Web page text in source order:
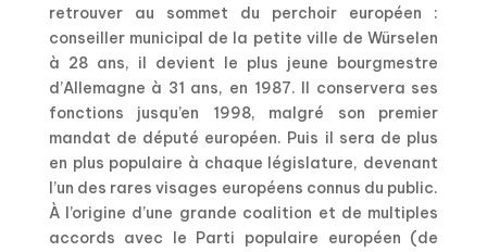
retrouver au sommet du perchoir européen :
conseiller municipal de la petite ville de Würselen
à 28 ans, il devient le plus jeune bourgmestre
d’Allemagne à 31 ans, en 1987. Il conservera ses
fonctions jusqu’en 1998, malgré son premier
mandat de député européen. Puis il sera de plus
en plus populaire à chaque législature, devenant
l’un des rares visages européens connus du public.
À l’origine d’une grande coalition et de multiples
accords avec le Parti populaire européen (de